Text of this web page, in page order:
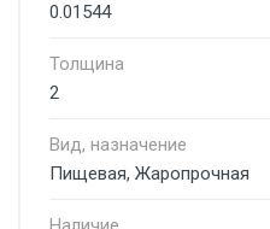
0.01544
Толщина
2
Вид, назначение
Пищевая, Жаропрочная